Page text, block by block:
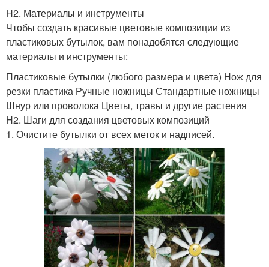
H2. Материалы и инструменты
Чтобы создать красивые цветовые композиции из
пластиковых бутылок, вам понадобятся следующие
материалы и инструменты:
Пластиковые бутылки (любого размера и цвета) Нож для
резки пластика Ручные ножницы Стандартные ножницы
Шнур или проволока Цветы, травы и другие растения
H2. Шаги для создания цветовых композиций
1. Очистите бутылки от всех меток и надписей.